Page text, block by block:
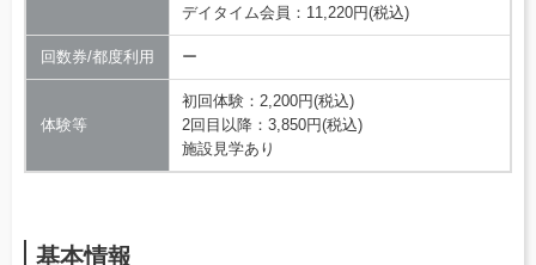
デイタイム会員：11,220円(税込)
回数券/都度利用 ー
体験等
初回体験：2,200円(税込)
2回目以降：3,850円(税込)
施設見学あり
基本情報